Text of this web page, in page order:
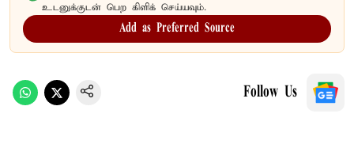
உடனுக்குடன் பெற கிளிக் செய்யவும்.
Add as Preferred Source
Follow Us